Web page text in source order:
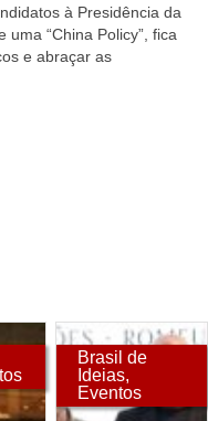
à Presidência da
“China Policy”, fica
e abraçar as
Brasil de
Ideias,
Eventos